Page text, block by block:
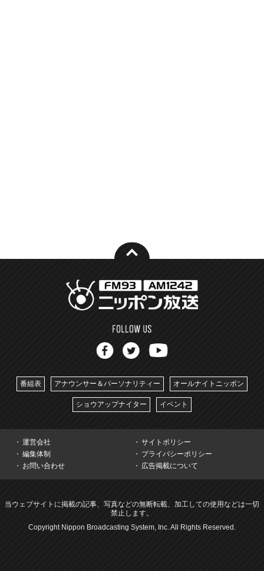
番組表 アナウンサー＆パーソナリティー オールナイトニッポン
ショウアップナイター イベント
運営会社
サイトポリシー
編集体制
プライバシーポリシー
お問い合わせ
広告掲載について
当ウェブサイトに掲載の記事、写真などの無断転載、加工しての使用などは一切
禁止します。
Copyright Nippon Broadcasting System, Inc. All Rights Reserved.